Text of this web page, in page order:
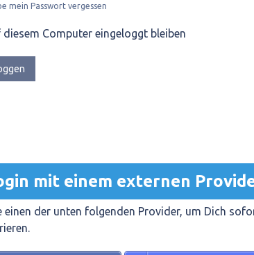
mein Passwort vergessen
diesem Computer eingeloggt bleiben
mit einem externen
einen der unten folgenden Provider, um Dich